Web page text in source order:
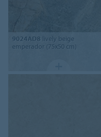
9024AD8 lively beige
emperador (75x50 cm)